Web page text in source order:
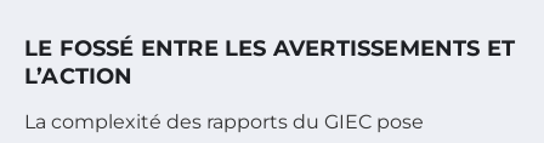
LE FOSSÉ ENTRE LES AVERTISSEMENTS ET
L’ACTION
La complexité des rapports du GIEC pose